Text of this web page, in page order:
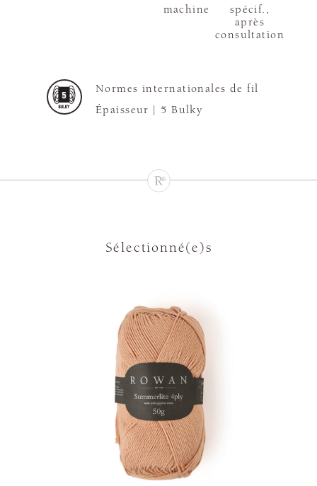
machine
spécif.,
après
consultation
Normes internationales de fil
Épaisseur | 5 Bulky
Sélectionné(e)s